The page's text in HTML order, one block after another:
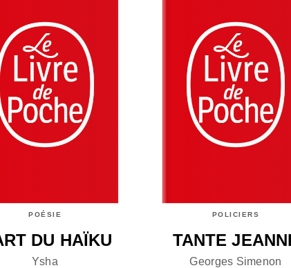
POÉSIE
DU HAÏKU
Ysha
POLICIERS
TANTE
Georges Simenon